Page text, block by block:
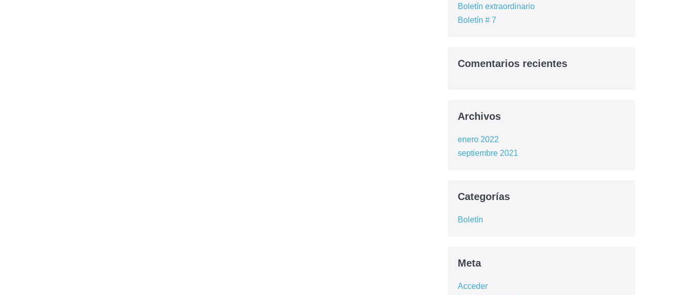
Boletín extraordinario
Boletín # 7
Comentarios recientes
Archivos
enero 2022
septiembre 2021
Categorías
Boletín
Meta
Acceder